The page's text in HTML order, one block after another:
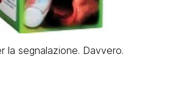
la segnalazione. Davvero.